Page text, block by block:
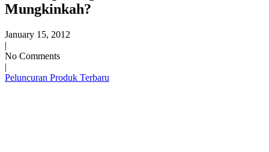
Mungkinkah?
January 15, 2012
|
No Comments
|
Peluncuran Produk Terbaru